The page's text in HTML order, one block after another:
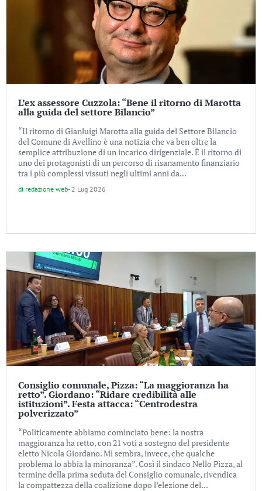
L’ex assessore Cuzzola: “Bene il ritorno di Marotta
alla guida del settore Bilancio”
“Il ritorno di Gianluigi Marotta alla guida del Settore Bilancio
del Comune di Avellino è una notizia che va ben oltre la
semplice attribuzione di un incarico dirigenziale. È il ritorno di
uno dei protagonisti di un percorso di risanamento finanziario
tra i più complessi vissuti negli ultimi anni da...
di redazione web- 2 Lug 2026
Consiglio comunale, Pizza: “La maggioranza ha
retto”. Giordano: “Ridare credibilità alle
istituzioni”. Festa attacca: “Centrodestra
polverizzato”
“Politicamente abbiamo cominciato bene: la nostra
maggioranza ha retto, con 21 voti a sostegno del presidente
eletto Nicola Giordano. Mi sembra, invece, che qualche
problema lo abbia la minoranza”. Così il sindaco Nello Pizza, al
termine della prima seduta del Consiglio comunale, rivendica
la compattezza della coalizione dopo l’elezione del...